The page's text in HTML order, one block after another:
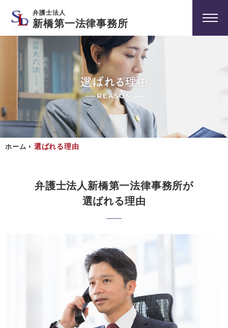
弁護士法人
新橋第一法律事務所
ホーム › 選ばれる理由
弁護士法人新橋第一法律事務所が
選ばれる理由